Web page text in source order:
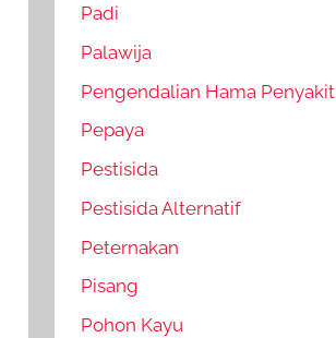
Padi
Palawija
Pengendalian Hama Penyakit
Pepaya
Pestisida
Pestisida Alternatif
Peternakan
Pisang
Pohon Kayu